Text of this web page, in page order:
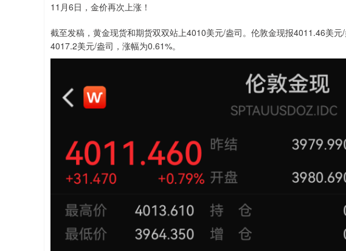
11月6日，金价再次上涨！
截至发稿，黄金现货和期货双双站上4010美元/盎司。伦敦金现报4011.46美
4017.2美元/盎司，涨幅为0.61%。